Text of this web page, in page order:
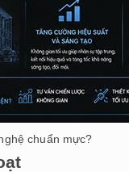
chuẩn mực?